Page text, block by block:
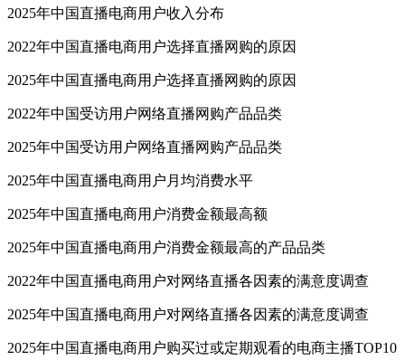
2025年中国直播电商用户收入分布
2022年中国直播电商用户选择直播网购的原因
2025年中国直播电商用户选择直播网购的原因
2022年中国受访用户网络直播网购产品品类
2025年中国受访用户网络直播网购产品品类
2025年中国直播电商用户月均消费水平
2025年中国直播电商用户消费金额最高额
2025年中国直播电商用户消费金额最高的产品品类
2022年中国直播电商用户对网络直播各因素的满意度调查
2025年中国直播电商用户对网络直播各因素的满意度调查
2025年中国直播电商用户购买过或定期观看的电商主播TOP10